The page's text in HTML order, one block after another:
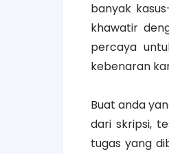
banyak
khawatir
percaya
kebenaran
Buat anda
dari skripsi,
tugas yang